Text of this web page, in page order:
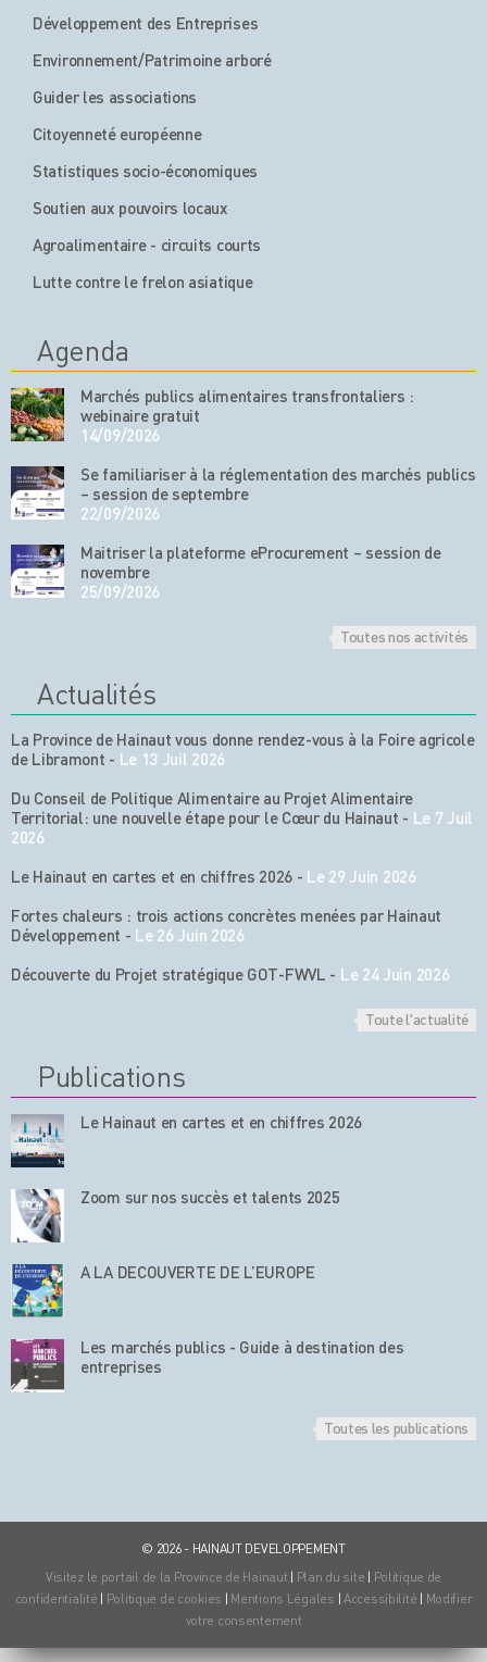
Développement des Entreprises
Environnement/Patrimoine arboré
Guider les associations
Citoyenneté européenne
Statistiques socio-économiques
Soutien aux pouvoirs locaux
Agroalimentaire - circuits courts
Lutte contre le frelon asiatique
Agenda
Marchés publics alimentaires transfrontaliers :
webinaire gratuit
14/09/2026
Se familiariser à la réglementation des marchés publics
– session de septembre
22/09/2026
Maitriser la plateforme eProcurement – session de
novembre
25/09/2026
Toutes nos activités
Actualités
La Province de Hainaut vous donne rendez-vous à la Foire agricole
de Libramont - Le 13 Juil 2026
Du Conseil de Politique Alimentaire au Projet Alimentaire
Territorial: une nouvelle étape pour le Cœur du Hainaut - Le 7 Juil
2026
Le Hainaut en cartes et en chiffres 2026 - Le 29 Juin 2026
Fortes chaleurs : trois actions concrètes menées par Hainaut
Développement - Le 26 Juin 2026
Découverte du Projet stratégique GOT-FWVL - Le 24 Juin 2026
Toute l'actualité
Publications
Le Hainaut en cartes et en chiffres 2026
Zoom sur nos succès et talents 2025
A LA DECOUVERTE DE L’EUROPE
Les marchés publics - Guide à destination des
entreprises
Toutes les publications
© 2026 - HAINAUT DEVELOPPEMENT
Visitez le portail de la Province de Hainaut | Plan du site | Politique de
confidentialité | Politique de cookies | Mentions Légales | Accessibilité | Modifier
votre consentement